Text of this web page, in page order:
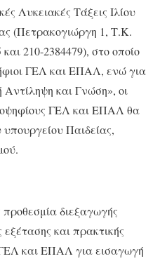
Λυκειακές Τάξεις Ιλίου
(Πετρακογιώργη 1, Τ.Κ.
και 210-2384479), στο οποίο
ΓΕΛ και ΕΠΑΛ, ενώ για
και Γνώση», οι
ΓΕΛ και ΕΠΑΛ θα
υπουργείου Παιδείας,
διεξαγωγής
και πρακτικής
και ΕΠΑΛ για εισαγωγή